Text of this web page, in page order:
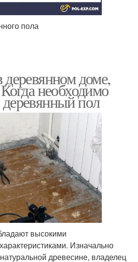
пола
доме,
необходимо
пол
высокими
Изначально
древесине, владелец